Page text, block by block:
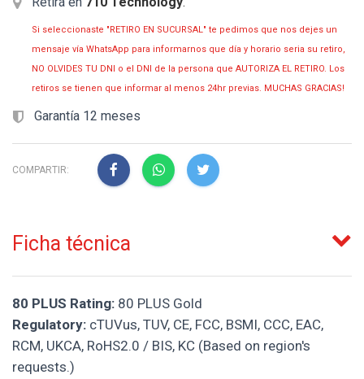
Si seleccionaste "RETIRO EN SUCURSAL" te pedimos que nos dejes un
mensaje vía WhatsApp para informarnos que día y horario seria su retiro,
NO OLVIDES TU DNI o el DNI de la persona que AUTORIZA EL RETIRO. Los
retiros se tienen que informar al menos 24hr previas. MUCHAS GRACIAS!
Garantía 12 meses
COMPARTIR:
Ficha técnica
80 PLUS Rating: 80 PLUS Gold
Regulatory: cTUVus, TUV, CE, FCC, BSMI, CCC, EAC,
RCM, UKCA, RoHS2.0 / BIS, KC (Based on region's
requests.)